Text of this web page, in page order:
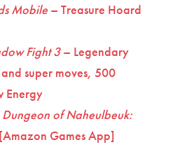
Mobile– Treasure Hoard
Fight 3– Legendary
super moves, 500
Energy
Dungeon of Naheulbeuk:
[Amazon Games App]